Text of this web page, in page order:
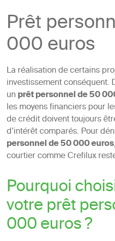
Prêt
000 euros
La réalisation de certains
investissement conséquent.
unprêt personnel de 50
les moyens financiers pour
de crédit doivent toujours
d’intérêt comparés. Pour
personnel de 50 000 euros
courtier comme Crefilux
Pourquoi
votre prêt
000 euros ?